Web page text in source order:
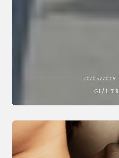
20/05/2019
GIẢI